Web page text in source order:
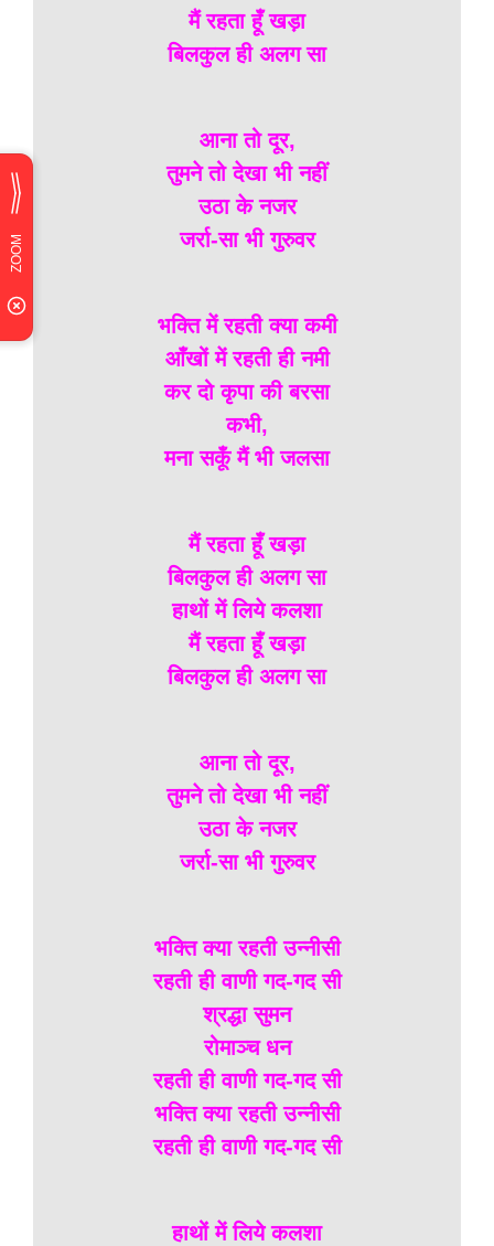
मैं रहता हूँ खड़ा
बिलकुल ही अलग सा
आना तो दूर,
तुमने तो देखा भी नहीं
उठा के नजर
जर्रा-सा भी गुरुवर
भक्ति में रहती क्या कमी
आँखों में रहती ही नमी
कर दो कृपा की बरसा
कभी,
मना सकूँ मैं भी जलसा
मैं रहता हूँ खड़ा
बिलकुल ही अलग सा
हाथों में लिये कलशा
मैं रहता हूँ खड़ा
बिलकुल ही अलग सा
आना तो दूर,
तुमने तो देखा भी नहीं
उठा के नजर
जर्रा-सा भी गुरुवर
भक्ति क्या रहती उन्नीसी
रहती ही वाणी गद-गद सी
श्रद्धा सुमन
रोमाञ्च धन
रहती ही वाणी गद-गद सी
भक्ति क्या रहती उन्नीसी
रहती ही वाणी गद-गद सी
हाथों में लिये कलशा